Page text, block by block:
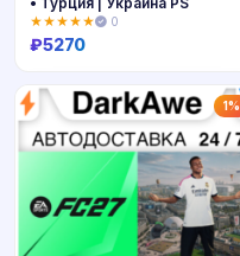
Купить
★★★★★ 0
₽5270
1%